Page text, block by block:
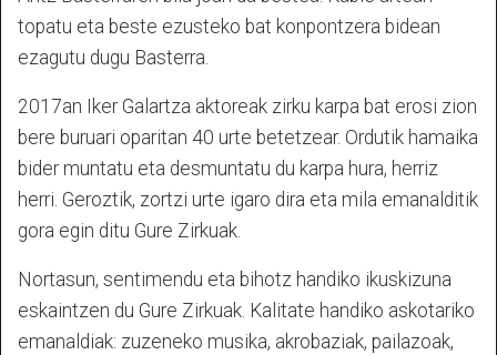
topatu eta beste ezusteko bat konpontzera bidean
ezagutu dugu Basterra.
2017an Iker Galartza aktoreak zirku karpa bat erosi zion
bere buruari oparitan 40 urte betetzear. Ordutik hamaika
bider muntatu eta desmuntatu du karpa hura, herriz
herri. Geroztik, zortzi urte igaro dira eta mila emanalditik
gora egin ditu Gure Zirkuak.
Nortasun, sentimendu eta bihotz handiko ikuskizuna
eskaintzen du Gure Zirkuak. Kalitate handiko askotariko
emanaldiak: zuzeneko musika, akrobaziak, pailazoak,